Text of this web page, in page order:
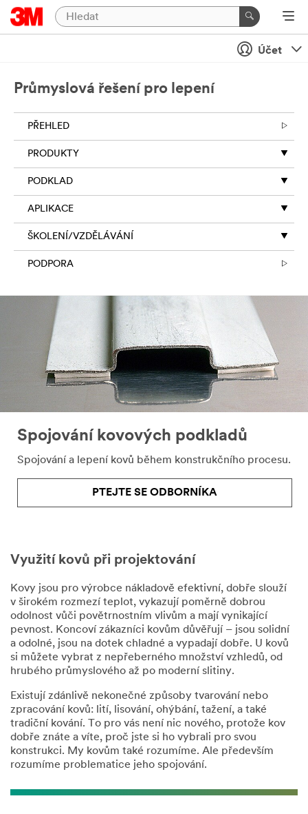
Zavření
zprávu
Děkujeme
váš
zájem
o
3M.
Abychom
vám
pomohli
efektivně
spravovat
žádáme
poskytnutí
klíčových
informací,
včetně
vašich
kontaktních
údajů.
které
použity
k
na
vaši
žádost
e-
mailem
nebo
telefonicky
zástupcem
společnosti
3M
nebo
jedním
Účet
Průmyslová řešení pro lepení
PŘEHLED
PRODUKTY
PODKLAD
APLIKACE
ŠKOLENÍ/VZDĚLÁVÁNÍ
PODPORA
Spojování kovových podkladů
Spojování a lepení kovů během konstrukčního procesu.
PTEJTE SE ODBORNÍKA
Využití kovů při projektování
Kovy jsou pro výrobce nákladově efektivní, dobře slouží
v širokém rozmezí teplot, vykazují poměrně dobrou
odolnost vůči povětrnostním vlivům a mají vynikající
pevnost. Koncoví zákazníci kovům důvěřují – jsou solidní
a odolné, jsou na dotek chladné a vypadají dobře. U kovů
si můžete vybrat z nepřeberného množství vzhledů, od
hrubého průmyslového až po moderní slitiny.
Existují zdánlivě nekonečné způsoby tvarování nebo
zpracování kovů: lití, lisování, ohýbání, tažení, a také
tradiční kování. To pro vás není nic nového, protože kov
dobře znáte a víte, proč jste si ho vybrali pro svou
konstrukci. My kovům také rozumíme. Ale především
rozumíme problematice jeho spojování.